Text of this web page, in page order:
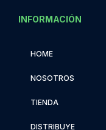
INFORMACIÓN
HOME
NOSOTROS
TIENDA
DISTRIBUYE